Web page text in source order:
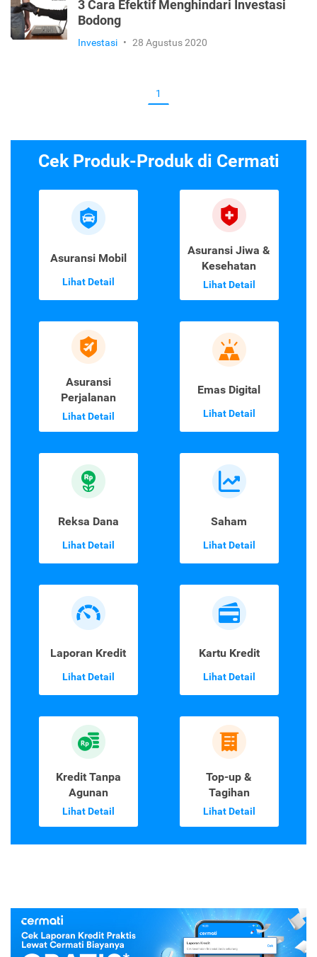
3 Cara Efektif Menghindari Investasi
Bodong
Investasi • 28 Agustus 2020
1
Cek Produk-Produk di Cermati
Asuransi Mobil
Lihat Detail
Asuransi Jiwa &
Kesehatan
Lihat Detail
Asuransi
Perjalanan
Lihat Detail
Emas Digital
Lihat Detail
Reksa Dana
Lihat Detail
Saham
Lihat Detail
Laporan Kredit
Lihat Detail
Kartu Kredit
Lihat Detail
Kredit Tanpa
Agunan
Lihat Detail
Top-up &
Tagihan
Lihat Detail